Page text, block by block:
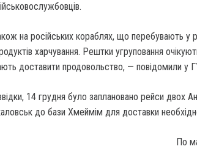
на російських кораблях, що перебувають у
харчування. Рештки угруповання
доставити продовольство, — повідомили у
14 грудня було заплановано рейси двох
до бази Хмеймім для доставки
По